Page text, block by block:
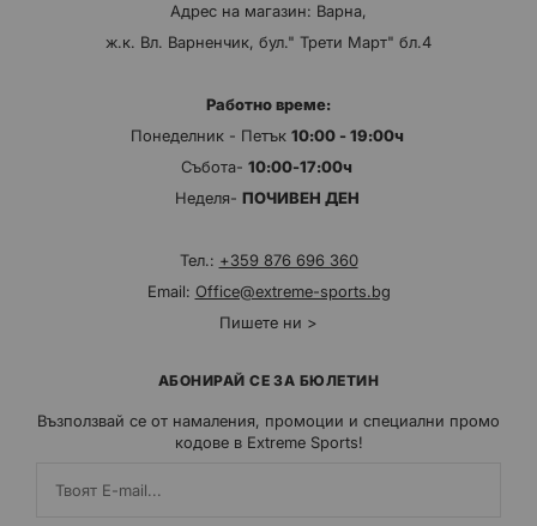
Адрес на магазин: Варна,
ж.к. Вл. Варненчик, бул." Трети Март" бл.4
Работно време:
Понеделник - Петък 10:00 - 19:00ч
Събота- 10:00-17:00ч
Неделя- ПОЧИВЕН ДЕН
Тел.: +359 876 696 360
Email: Office@extreme-sports.bg
Пишете ни >
АБОНИРАЙ СЕ ЗА БЮЛЕТИН
Възползвай се от намаления, промоции и специални промо
кодове в Extreme Sports!